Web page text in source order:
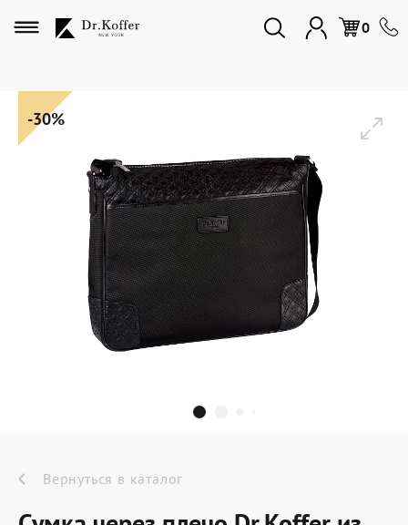
0
Избранное
Дорожная коллекция
Мужская коллекция
Женская коллекция
Подарки и сувениры
Подарочные карты
Dr.Koffer Outlet
Новинки
-30%
Вернуться в каталог